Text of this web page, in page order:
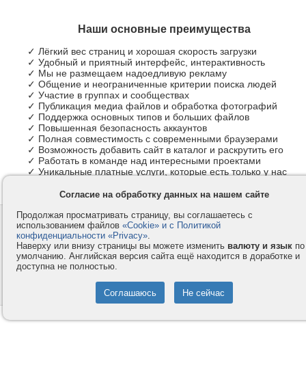
Наши основные преимущества
✓ Лёгкий вес страниц и хорошая скорость загрузки
✓ Удобный и приятный интерфейс, интерактивность
✓ Мы не размещаем надоедливую рекламу
✓ Общение и неограниченные критерии поиска людей
✓ Участие в группах и сообществах
✓ Публикация медиа файлов и обработка фотографий
✓ Поддержка основных типов и больших файлов
✓ Повышенная безопасность аккаунтов
✓ Полная совместимость с современными браузерами
✓ Возможность добавить сайт в каталог и раскрутить его
✓ Работать в команде над интересными проектами
✓ Уникальные платные услуги, которые есть только у нас
Контакты
Компания
Privacy и Cookie
Услуги
Как оплатить
Помощь
© 2008-2026
- Все права защищены.
Согласие на обработку данных на нашем сайте
Продолжая просматривать страницу, вы соглашаетесь с
использованием файлов «Cookie» и с Политикой
конфиденциальности «Privacy».
Наверху или внизу страницы вы можете изменить валюту и язык по
умолчанию. Английская версия сайта ещё находится в доработке и
доступна не полностью.